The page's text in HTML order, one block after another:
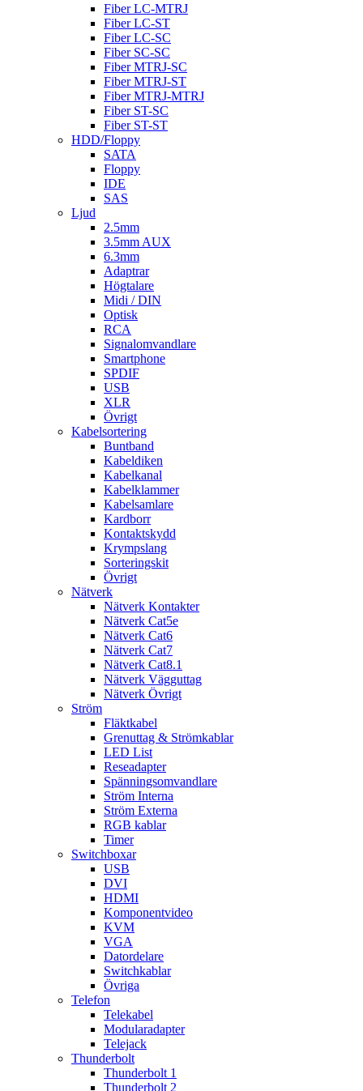
Fiber LC-MTRJ
Fiber LC-ST
Fiber LC-SC
Fiber SC-SC
Fiber MTRJ-SC
Fiber MTRJ-ST
Fiber MTRJ-MTRJ
Fiber ST-SC
Fiber ST-ST
HDD/Floppy
SATA
Floppy
IDE
SAS
Ljud
2.5mm
3.5mm AUX
6.3mm
Adaptrar
Högtalare
Midi / DIN
Optisk
RCA
Signalomvandlare
Smartphone
SPDIF
USB
XLR
Övrigt
Kabelsortering
Buntband
Kabeldiken
Kabelkanal
Kabelklammer
Kabelsamlare
Kardborr
Kontaktskydd
Krympslang
Sorteringskit
Övrigt
Nätverk
Nätverk Kontakter
Nätverk Cat5e
Nätverk Cat6
Nätverk Cat7
Nätverk Cat8.1
Nätverk Vägguttag
Nätverk Övrigt
Ström
Fläktkabel
Grenuttag & Strömkablar
LED List
Reseadapter
Spänningsomvandlare
Ström Interna
Ström Externa
RGB kablar
Timer
Switchboxar
USB
DVI
HDMI
Komponentvideo
KVM
VGA
Datordelare
Switchkablar
Övriga
Telefon
Telekabel
Modularadapter
Telejack
Thunderbolt
Thunderbolt 1
Thunderbolt 2